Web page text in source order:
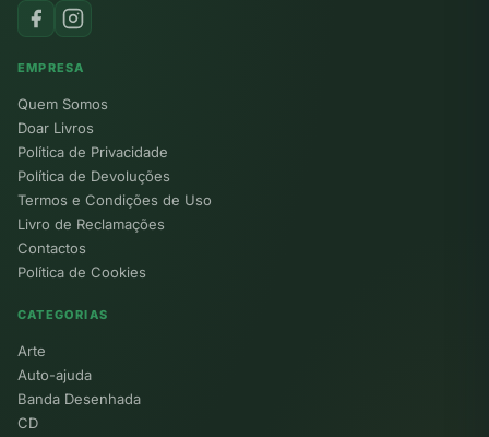
EMPRESA
Quem Somos
Doar Livros
Política de Privacidade
Política de Devoluções
Termos e Condições de Uso
Livro de Reclamações
Contactos
Política de Cookies
CATEGORIAS
Arte
Auto-ajuda
Banda Desenhada
CD